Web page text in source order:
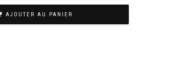
AJOUTER AU PANIER